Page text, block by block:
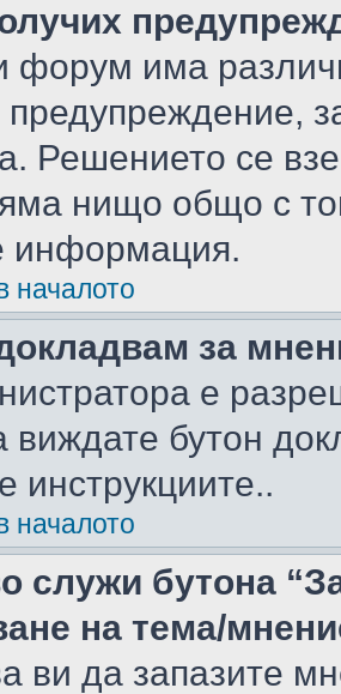
форум има
предупреждение,
Решението се
нищо общо с
информация.
началото
за
е
виждате бутон
инструкциите..
началото
служи бутона
на тема/
ви да запазите